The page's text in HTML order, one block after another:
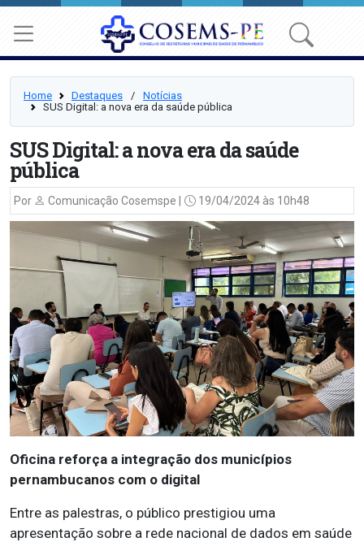
Home Destaques ⠀/⠀ Notícias
SUS Digital: a nova era da saúde pública
SUS Digital: a nova era da saúde
pública
Por Comunicação Cosemspe | 19/04/2024 às 10h48
Oficina reforça a integração dos municípios
pernambucanos com o digital
Entre as palestras, o público prestigiou uma
apresentação sobre a rede nacional de dados em saúde